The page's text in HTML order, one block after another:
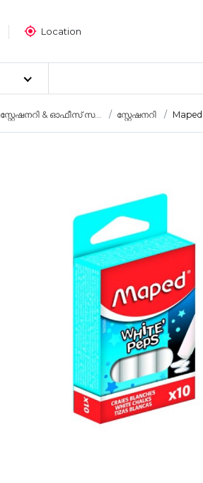
Location
തയ്യൽ സാമഗ്രികൾ
ആർട്ട് മെറ്റീരിയലുകൾ
DIY മെറ്റീരിയലുകൾ
ആർട്സ് & കരകൗശല
സ്റ്റിക്കർ പോസ്റ്റർ
പസിൾ
സ്റ്റേഷനറി & ഓഫീസ് സ... സ്റ്റേഷനറി